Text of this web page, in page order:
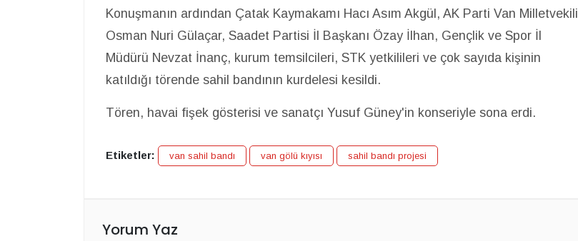
Konuşmanın ardından Çatak Kaymakamı Hacı Asım Akgül, AK Parti Van Milletvekili
Osman Nuri Gülaçar, Saadet Partisi İl Başkanı Özay İlhan, Gençlik ve Spor İl
Müdürü Nevzat İnanç, kurum temsilcileri, STK yetkilileri ve çok sayıda kişinin
katıldığı törende sahil bandının kurdelesi kesildi.
Tören, havai fişek gösterisi ve sanatçı Yusuf Güney'in konseriyle sona erdi.
Etiketler: van sahil bandı van gölü kıyısı sahil bandı projesi
Yorum Yaz